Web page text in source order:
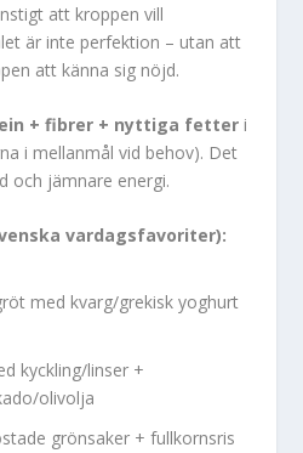
att kroppen vill
är inte perfektion – utan att
att känna sig nöjd.
+ fibrer + nyttiga fetter i
i mellanmål vid behov). Det
och jämnare energi.
vardagsfavoriter):
med kvarg/grekisk yoghurt
kyckling/linser +
olivolja
grönsaker + fullkornsris